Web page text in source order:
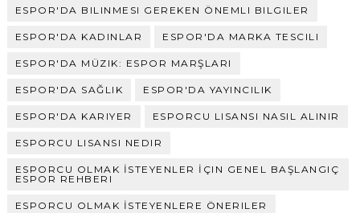
ESPOR'DA BILINMESI GEREKEN ÖNEMLI BILGILER
ESPOR'DA KADINLAR ESPOR'DA MARKA TESCILI
ESPOR'DA MÜZIK: ESPOR MARŞLARI
ESPOR'DA SAĞLIK ESPOR'DA YAYINCILIK
ESPOR'DA KARIYER ESPORCU LISANSI NASIL ALINIR
ESPORCU LISANSI NEDIR
ESPORCU OLMAK İSTEYENLER İÇIN GENEL BAŞLANGIÇ
ESPOR REHBERI
ESPORCU OLMAK İSTEYENLERE ÖNERILER